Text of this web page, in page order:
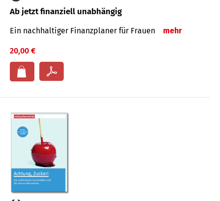
Ab jetzt finanziell unabhängig
Ein nachhaltiger Finanzplaner für Frauen mehr
20,00 €